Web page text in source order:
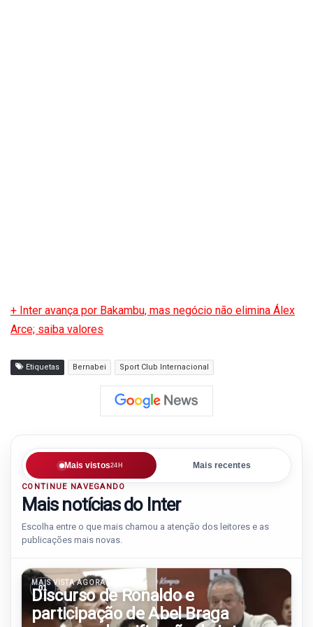
+ Inter avança por Bakambu, mas negócio não elimina Álex
Arce; saiba valores
Etiquetas Bernabei Sport Club Internacional
Mais vistos24H Mais recentes
CONTINUE NAVEGANDO
Mais notícias do Inter
Escolha entre o que mais chamou a atenção dos leitores e as
publicações mais novas.
01
MAIS VISTA AGORA
Discurso de Ronaldo e
participação de Abel Braga